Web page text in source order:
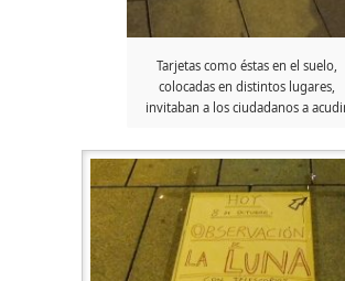
Tarjetas como éstas en el suelo,
colocadas en distintos lugares,
invitaban a los ciudadanos a